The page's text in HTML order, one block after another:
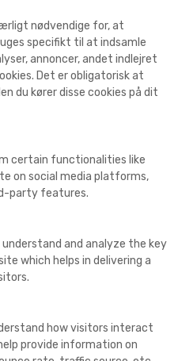
nødvendige for, at
specifikt til at indsamle
annoncer, andet indlejret
Det er obligatorisk at
du kører disse cookies på dit
certain functionalities like
on social media platforms,
party features.
and analyze the key
which helps in delivering a
how visitors interact
provide information on